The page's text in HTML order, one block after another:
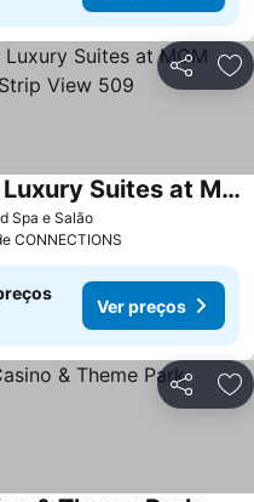
Partilhar
Spa e Salão
Lucky Gem Penthouse & Luxury Suites at MGM Signature Resort, Strip View 509
CONNECTIONS
Ver preços
Partilhar